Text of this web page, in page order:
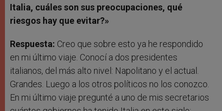
Italia, cuáles son sus preocupaciones, qué
riesgos hay que evitar?»
Respuesta: Creo que sobre esto ya he respondido
en mi último viaje. Conocí a dos presidentes
italianos, del más alto nivel: Napolitano y el actual.
Grandes. Luego a los otros políticos no los conozco.
En mi último viaje pregunté a uno de mis secretarios